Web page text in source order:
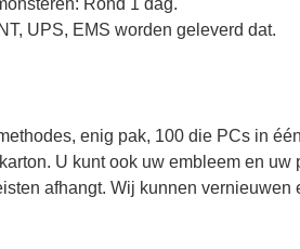
Rond 1 dag.
UPS, EMS worden geleverd dat.
enig pak, 100 die PCs in
U kunt ook uw embleem en
afhangt. Wij kunnen